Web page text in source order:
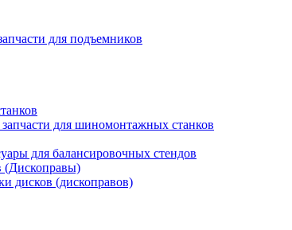
для подъемников
для шиномонтажных станков
для балансировочных стендов
(Дископравы)
дисков (дископравов)